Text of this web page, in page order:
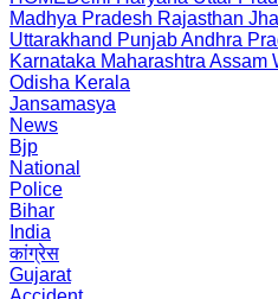
Madhya Pradesh Rajasthan
Uttarakhand PunjabAndhra
Karnataka Maharashtra Assam
Odisha Kerala
Jansamasya
News
Bjp
National
Police
Bihar
India
कांग्रेस
Gujarat